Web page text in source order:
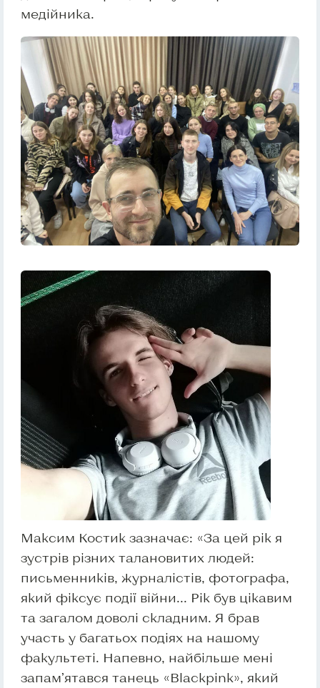
медійника.
Максим Костик зазначає: «За цей рік я
зустрів різних талановитих людей:
письменників, журналістів, фотографа,
який фіксує події війни... Рік був цікавим
та загалом доволі складним. Я брав
участь у багатьох подіях на нашому
факультеті. Напевно, найбільше мені
запам’ятався танець «Blackpink», який